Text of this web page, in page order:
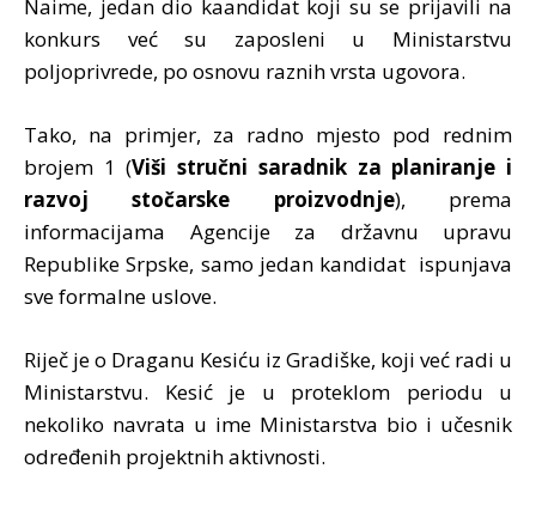
Naime, jedan dio kaandidat koji su se prijavili na
konkurs već su zaposleni u Ministarstvu
poljoprivrede, po osnovu raznih vrsta ugovora.
Tako, na primjer, za radno mjesto pod rednim
brojem 1 (Viši stručni saradnik za planiranje i
razvoj stočarske proizvodnje), prema
informacijama Agencije za državnu upravu
Republike Srpske, samo jedan kandidat ispunjava
sve formalne uslove.
Riječ je o Draganu Kesiću iz Gradiške, koji već radi u
Ministarstvu. Kesić je u proteklom periodu u
nekoliko navrata u ime Ministarstva bio i učesnik
određenih projektnih aktivnosti.